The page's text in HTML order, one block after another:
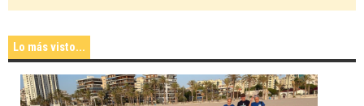
Lo más visto...